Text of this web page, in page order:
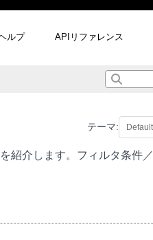
ルプ APIリファレンス
テーマ:
紹介します。フィルタ条件